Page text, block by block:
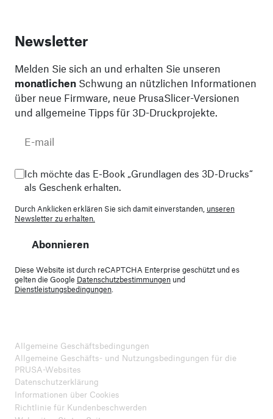
Newsletter
Melden Sie sich an und erhalten Sie unseren
monatlichen Schwung an nützlichen Informationen
über neue Firmware, neue PrusaSlicer-Versionen
und allgemeine Tipps für 3D-Druckprojekte.
Ich möchte das E-Book „Grundlagen des 3D-Drucks“
als Geschenk erhalten.
Durch Anklicken erklären Sie sich damit einverstanden, unseren
Newsletter zu erhalten.
Abonnieren
Diese Website ist durch reCAPTCHA Enterprise geschützt und es
gelten die Google Datenschutzbestimmungen und
Dienstleistungsbedingungen
Allgemeine Geschäftsbedingungen
Allgemeine Geschäfts- und Nutzungsbedingungen für die
PRUSA-Websites
Datenschutzerklärung
Informationen über Cookies
Richtlinie für Kundenbeschwerden